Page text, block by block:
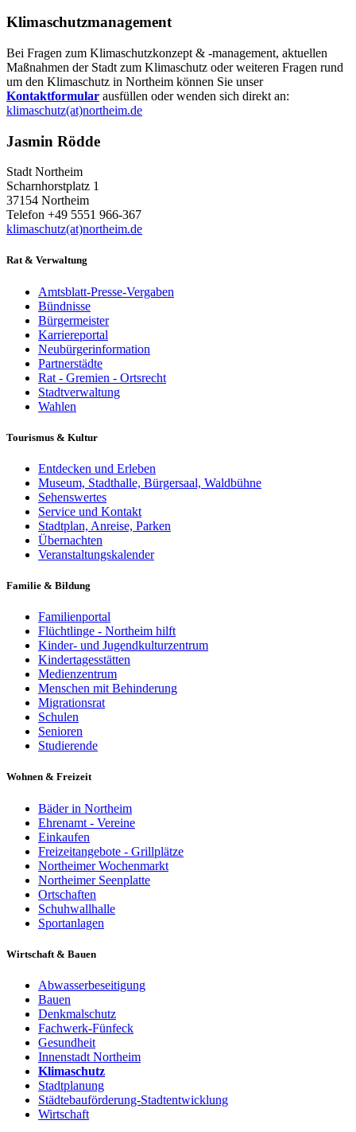
Klimaschutzmanagement
Bei Fragen zum Klimaschutzkonzept & -management, aktuellen
Maßnahmen der Stadt zum Klimaschutz oder weiteren Fragen rund
um den Klimaschutz in Northeim können Sie unser
Kontaktformular ausfüllen oder wenden sich direkt an:
klimaschutz(at)northeim.de
Jasmin Rödde
Stadt Northeim
Scharnhorstplatz 1
37154 Northeim
Telefon +49 5551 966-367
klimaschutz(at)northeim.de
Rat & Verwaltung
Amtsblatt-Presse-Vergaben
Bündnisse
Bürgermeister
Karriereportal
Neubürgerinformation
Partnerstädte
Rat - Gremien - Ortsrecht
Stadtverwaltung
Wahlen
Tourismus & Kultur
Entdecken und Erleben
Museum, Stadthalle, Bürgersaal, Waldbühne
Sehenswertes
Service und Kontakt
Stadtplan, Anreise, Parken
Übernachten
Veranstaltungskalender
Familie & Bildung
Familienportal
Flüchtlinge - Northeim hilft
Kinder- und Jugendkulturzentrum
Kindertagesstätten
Medienzentrum
Menschen mit Behinderung
Migrationsrat
Schulen
Senioren
Studierende
Wohnen & Freizeit
Bäder in Northeim
Ehrenamt - Vereine
Einkaufen
Freizeitangebote - Grillplätze
Northeimer Wochenmarkt
Northeimer Seenplatte
Ortschaften
Schuhwallhalle
Sportanlagen
Wirtschaft & Bauen
Abwasserbeseitigung
Bauen
Denkmalschutz
Fachwerk-Fünfeck
Gesundheit
Innenstadt Northeim
Klimaschutz
Stadtplanung
Städtebauförderung-Stadtentwicklung
Wirtschaft